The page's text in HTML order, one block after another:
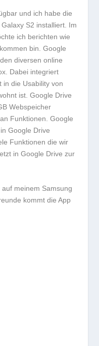
und ich habe die
S2 installiert. Im
ich berichten wie
bin. Google
diversen online
Dabei integriert
in die Usability von
ist. Google Drive
Webspeicher
Funktionen. Google
Google Drive
Funktionen die wir
in Google Drive zur
meinem Samsung
kommt die App